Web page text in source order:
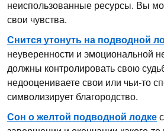
неиспользованные ресурсы. Вы
свои чувства.
Снится утонуть на подводной
неуверенности и эмоциональной
должны контролировать свою
недооцениваете свои или чьи-то
символизирует благородство.
Сон о желтой подводной лодке